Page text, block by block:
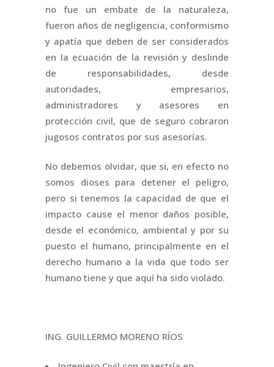
no fue un embate de la naturaleza,
fueron años de negligencia, conformismo
y apatía que deben de ser considerados
en la ecuación de la revisión y deslinde
de responsabilidades, desde
autoridades, empresarios,
administradores y asesores en
protección civil, que de seguro cobraron
jugosos contratos por sus asesorías.
No debemos olvidar, que si, en efecto no
somos dioses para detener el peligro,
pero si tenemos la capacidad de que el
impacto cause el menor daños posible,
desde el económico, ambiental y por su
puesto el humano, principalmente en el
derecho humano a la vida que todo ser
humano tiene y que aquí ha sido violado.
ING. GUILLERMO MORENO RÍOS